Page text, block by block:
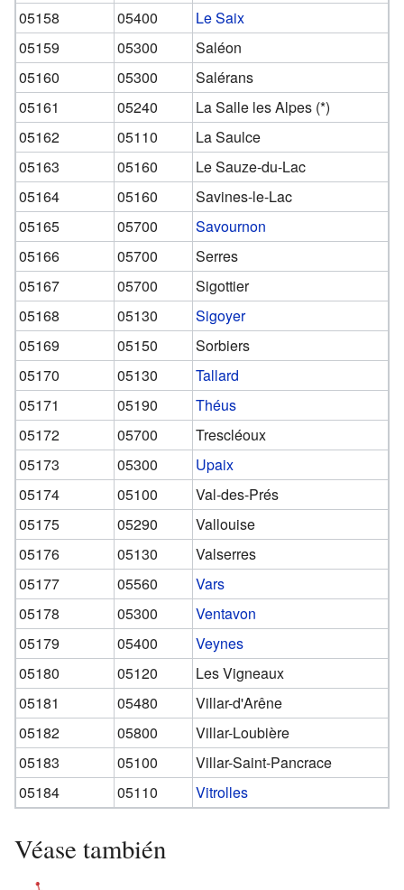
05158
05400
Le Saix
05159
05300
Saléon
05160
05300
Salérans
05161
05240
La Salle les Alpes (*)
05162
05110
La Saulce
05163
05160
Le Sauze-du-Lac
05164
05160
Savines-le-Lac
05165
05700
Savournon
05166
05700
Serres
05167
05700
Sigottier
05168
05130
Sigoyer
05169
05150
Sorbiers
05170
05130
Tallard
05171
05190
Théus
05172
05700
Trescléoux
05173
05300
Upaix
05174
05100
Val-des-Prés
05175
05290
Vallouise
05176
05130
Valserres
05177
05560
Vars
05178
05300
Ventavon
05179
05400
Veynes
05180
05120
Les Vigneaux
05181
05480
Villar-d'Arêne
05182
05800
Villar-Loubière
05183
05100
Villar-Saint-Pancrace
05184
05110 Vitrolles
Véase también